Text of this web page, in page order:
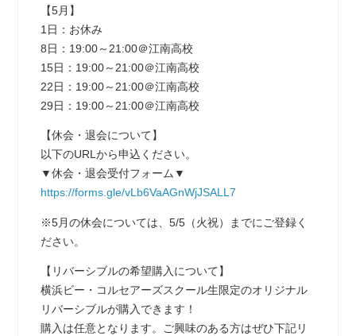
【5月】
1日：お休み
8日：19:00～21:00＠江南高校
15日：19:00～21:00＠江南高校
22日：19:00～21:00＠江南高校
29日：19:00～21:00＠江南高校
【休会・退会について】
以下のURLから申込ください。
▼休会・退会受付フォーム▼
https://forms.gle/vLb6VaAGnWjJSALL7
※5月の休会については、5/5（火祝）までにご登録く
ださい。
【リバーシブルの希望購入について】
横浜ビー・コルセアーズスクール生限定のオリジナル
リバーシブルが購入できます！
購入は任意となります。ご興味のある方はぜひ下記リ